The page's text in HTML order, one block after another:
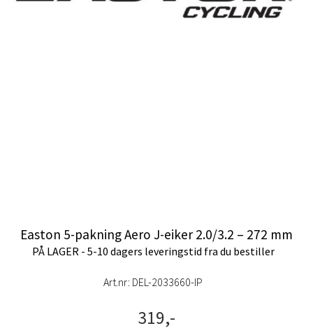
Easton 5-pakning Aero J-eiker 2.0/3.2 – 272 mm
PÅ LAGER - 5-10 dagers leveringstid fra du bestiller
Art.nr: DEL-2033660-IP
319,-